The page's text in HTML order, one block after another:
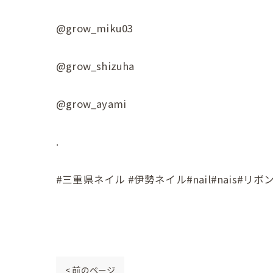
@grow_miku03
@grow_shizuha
@grow_ayami
.
#三重県ネイル #伊勢ネイル#nail#nais#リボ
< 前のページ